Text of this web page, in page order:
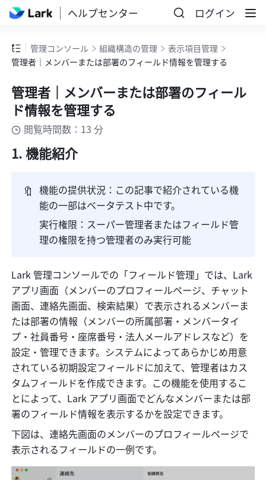
ヘルプセンター ログイン
管理コンソール 組織構造の管理
表示項目管理
管理者｜メンバーまたは部署のフィールド情報を管理する
管理者｜メンバーまたは部署のフィール
ド情報を管理する
閲覧時間数：13 分
機能紹介
🔖 機能の提供状況：この記事で紹介されている機
能の一部はベータテスト中です。
実行権限：スーパー管理者またはフィールド管
理の権限を持つ管理者のみ実行可能
Lark 管理コンソールでの「フィールド管理」では、Lark
アプリ画面（メンバーのプロフィールページ、チャット
画面、連絡先画面、検索結果）で表示されるメンバーま
たは部署の情報（メンバーの所属部署・メンバータイ
プ・社員番号・座席番号・法人メールアドレスなど）を
設定・管理できます。システムによってあらかじめ用意
されている初期設定フィールドに加えて、管理者はカス
タムフィールドを作成できます。この機能を使用するこ
とによって、Lark アプリ画面でどんなメンバーまたは部
署のフィールド情報を表示するかを設定できます。
下図は、連絡先画面のメンバーのプロフィールページで
表示されるフィールドの一例です。